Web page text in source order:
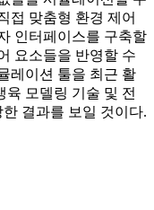
접 맞춤형 환경 제어
인터페이스를 구축할
요소들을 반영할 수
레이션 툴을 최근 활
모델링 기술 및 전
결과를 보일 것이다.